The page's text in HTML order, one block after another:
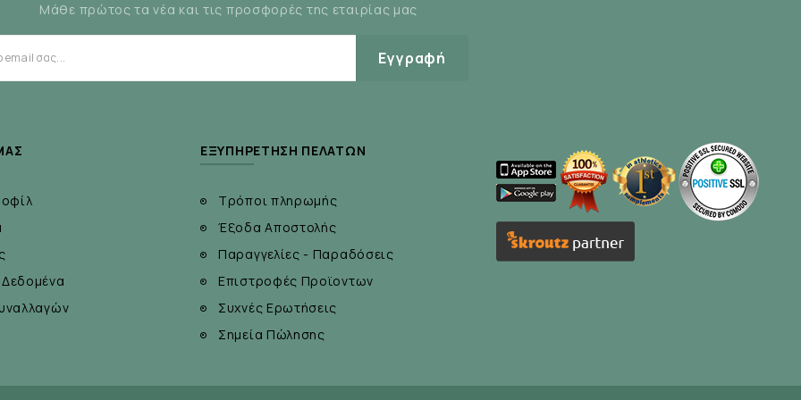
στον ΕΟΦ δεν επέχει θέση άδειας κυκλοφορίας του ΕΟΦ.
Μάθε πρώτος τα νέα και τις προσφορές της εταιρίας μας
Εγγραφή
ΕΞΥΠΗΡΈΤΗΣΗ ΠΕΛΑΤΏΝ
Τρόποι πληρωμής
Έξοδα Αποστολής
Παραγγελίες - Παραδόσεις
Επιστροφές Προϊοντων
Συχνές Ερωτήσεις
Σημεία Πώλησης